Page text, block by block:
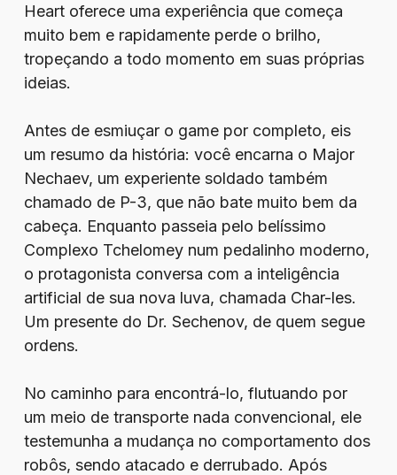
Heart oferece uma experiência que começa
muito bem e rapidamente perde o brilho,
tropeçando a todo momento em suas próprias
ideias.
Antes de esmiuçar o game por completo, eis
um resumo da história: você encarna o Major
Nechaev, um experiente soldado também
chamado de P-3, que não bate muito bem da
cabeça. Enquanto passeia pelo belíssimo
Complexo Tchelomey num pedalinho moderno,
o protagonista conversa com a inteligência
artificial de sua nova luva, chamada Char-les.
Um presente do Dr. Sechenov, de quem segue
ordens.
No caminho para encontrá-lo, flutuando por
um meio de transporte nada convencional, ele
testemunha a mudança no comportamento dos
robôs, sendo atacado e derrubado. Após